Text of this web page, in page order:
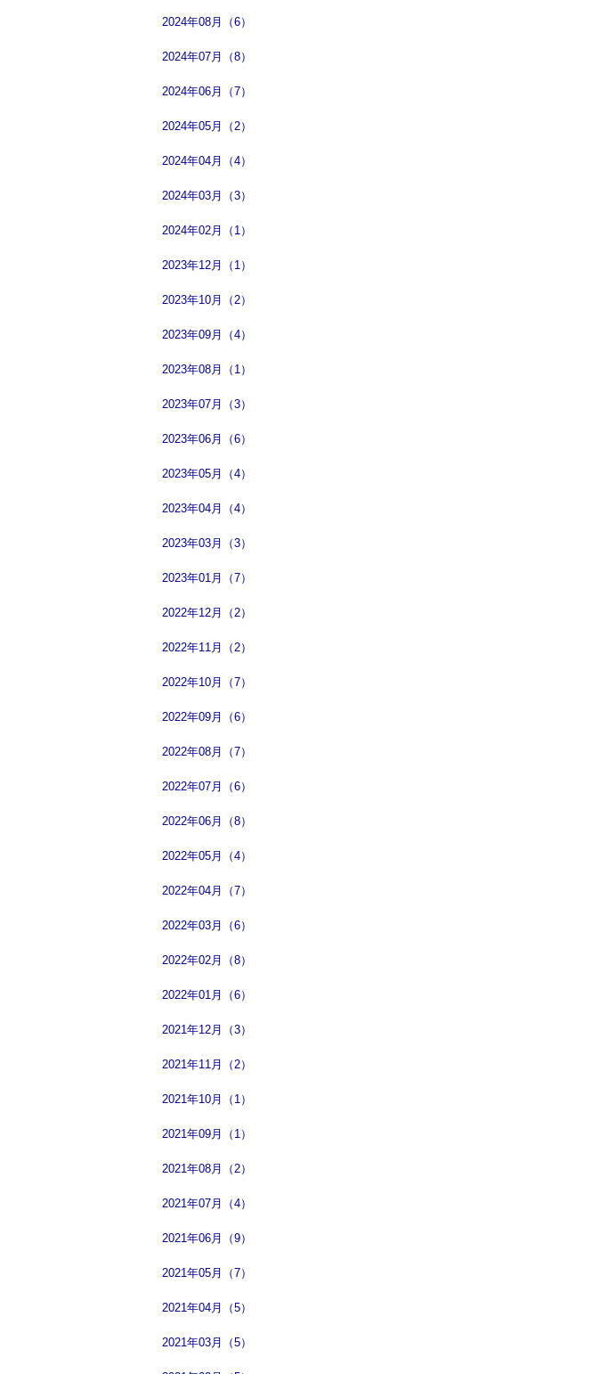
2024年08月（6）
2024年07月（8）
2024年06月（7）
2024年05月（2）
2024年04月（4）
2024年03月（3）
2024年02月（1）
2023年12月（1）
2023年10月（2）
2023年09月（4）
2023年08月（1）
2023年07月（3）
2023年06月（6）
2023年05月（4）
2023年04月（4）
2023年03月（3）
2023年01月（7）
2022年12月（2）
2022年11月（2）
2022年10月（7）
2022年09月（6）
2022年08月（7）
2022年07月（6）
2022年06月（8）
2022年05月（4）
2022年04月（7）
2022年03月（6）
2022年02月（8）
2022年01月（6）
2021年12月（3）
2021年11月（2）
2021年10月（1）
2021年09月（1）
2021年08月（2）
2021年07月（4）
2021年06月（9）
2021年05月（7）
2021年04月（5）
2021年03月（5）